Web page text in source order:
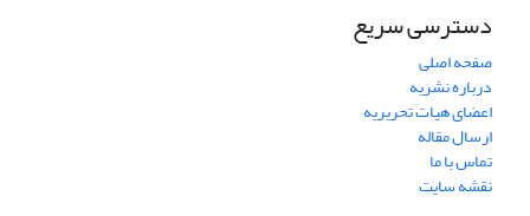
دسترسی سریع
صفحه اصلی
درباره نشریه
اعضای هیات تحریریه
ارسال مقاله
تماس با ما
نقشه سایت